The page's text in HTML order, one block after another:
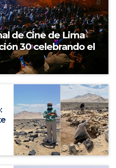
de Cine de Lima
30 celebrando el